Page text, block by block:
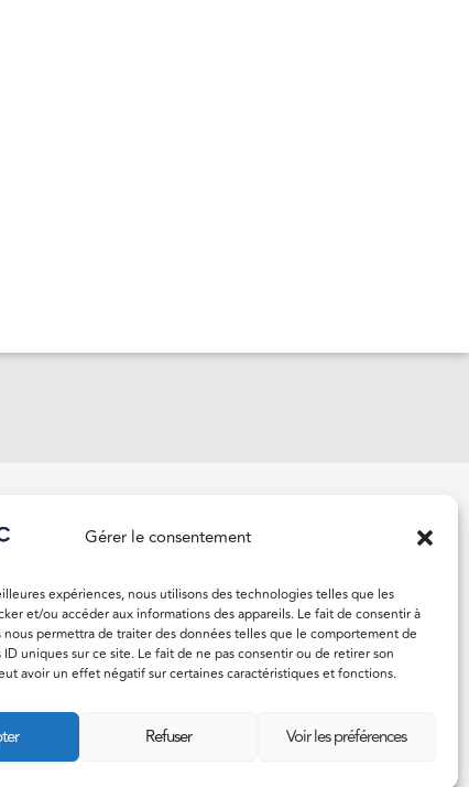
Gérer le consentement
expériences, nous utilisons des technologies telles que les
et/ou accéder aux informations des appareils. Le fait de consentir à
permettra de traiter des données telles que le comportement de
uniques sur ce site. Le fait de ne pas consentir ou de retirer son
avoir un effet négatif sur certaines caractéristiques et fonctions.
Refuser Voir les préférences